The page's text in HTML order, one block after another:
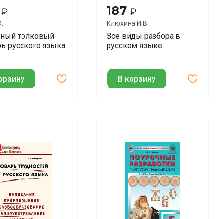
₽
толковый
русского языка
187 ₽
Клюхина И.В.
Все виды разбора в
русском языке
В корзину